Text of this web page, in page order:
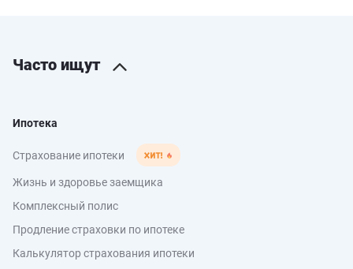
Часто ищут
Ипотека
Страхование ипотеки
Жизнь и здоровье заемщика
Комплексный полис
Продление страховки по ипотеке
Калькулятор страхования ипотеки